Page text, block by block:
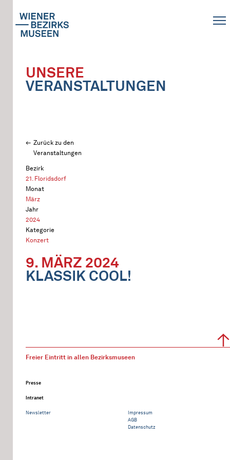
UNSERE
VERANSTALTUNGEN
Zurück zu den
Veranstaltungen
Bezirk
21. Floridsdorf
Monat
März
Jahr
2024
Kategorie
Konzert
9. MÄRZ 2024
KLASSIK COOL!
Freier Eintritt in allen Bezirksmuseen
Presse
Intranet
Newsletter
Impressum
AGB
Datenschutz